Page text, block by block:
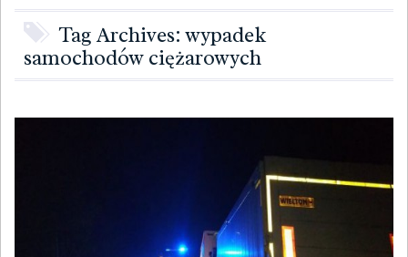
Tag Archives: wypadek
samochodów ciężarowych